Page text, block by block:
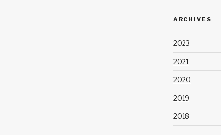
ARCHIVES
2023
2021
2020
2019
2018